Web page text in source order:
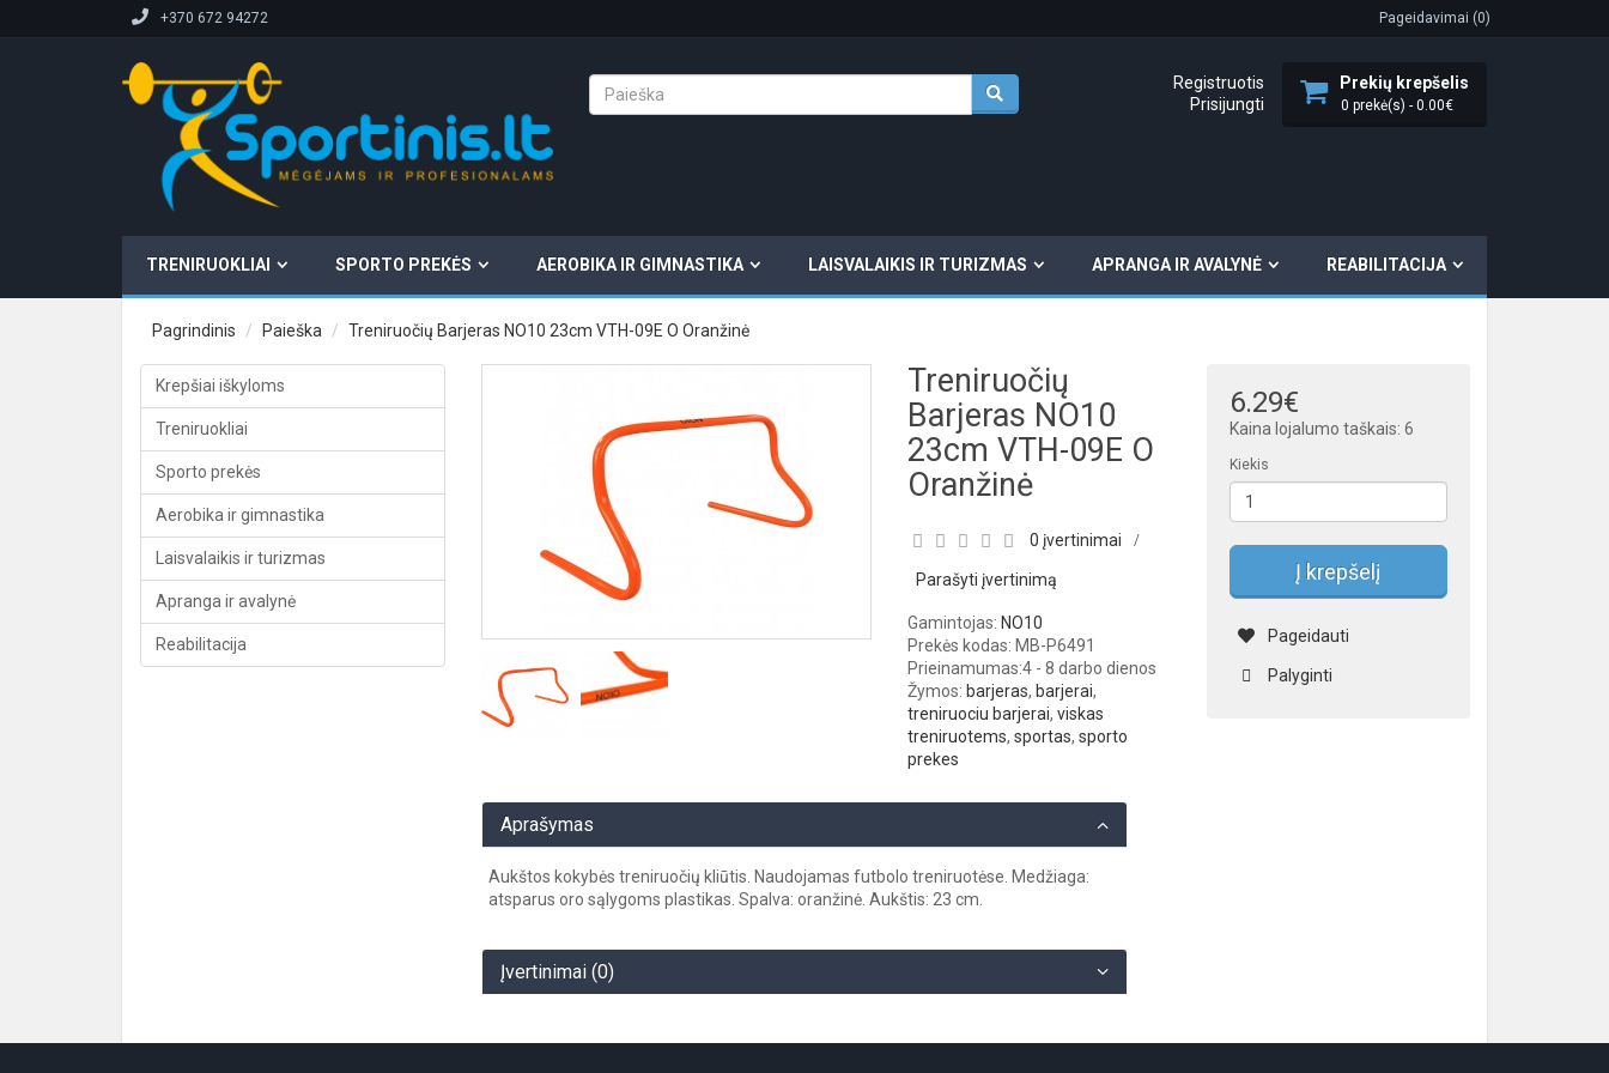
+370 672 94272 Pageidavimai (0)
Prekių krepšelis
0 prekė(s) - 0.00€
Registruotis
Prisijungti
TRENIRUOKLIAI SPORTO PREKĖS AEROBIKA IR GIMNASTIKA LAISVALAIKIS IR TURIZMAS APRANGA IR AVALYNĖ REABILITACIJA
Pagrindinis Paieška Treniruočių Barjeras NO10 23cm VTH-09E O Oranžinė
Krepšiai iškyloms
Treniruokliai
Sporto prekės
Aerobika ir gimnastika
Laisvalaikis ir turizmas
Apranga ir avalynė
Reabilitacija
Treniruočių
Barjeras NO10
23cm VTH-09E O
Oranžinė
0 įvertinimai /
Parašyti įvertinimą
Gamintojas: NO10
Prekės kodas: MB-P6491
Prieinamumas:4 - 8 darbo dienos
Žymos: barjeras, barjerai,
treniruociu barjerai,viskas
treniruotems,sportas,sporto
prekes
6.29€
Kaina lojalumo taškais: 6
Kiekis
Į krepšelį
Pageidauti
Palyginti
Aprašymas
Aukštos kokybės treniruočių kliūtis. Naudojamas futbolo treniruotėse. Medžiaga:
atsparus oro sąlygoms plastikas. Spalva: oranžinė. Aukštis: 23 cm.
Įvertinimai (0)